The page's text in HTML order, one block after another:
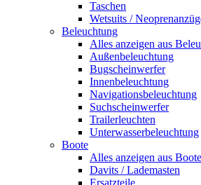
Taschen
Wetsuits /
Beleuchtung
Alles anzeigen aus
Außenbeleuchtung
Bugscheinwerfer
Innenbeleuchtung
Navigationsbeleuchtung
Suchscheinwerfer
Trailerleuchten
Unterwasserbeleuchtung
Boote
Alles anzeigen aus Boote
Davits / Lademasten
Ersatzteile